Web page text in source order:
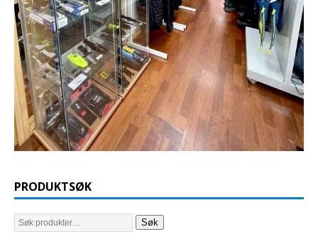
PRODUKTSØK
Søk